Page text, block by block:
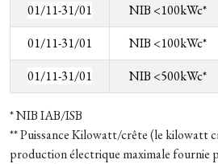
01/11-31/01
NIB <100kWc*
01/11-31/01
NIB <100kWc*
01/11-31/01
NIB <500kWc*
* NIB IAB/ISB
** Puissance Kilowatt/crête (le kilowatt
production électrique maximale fournie